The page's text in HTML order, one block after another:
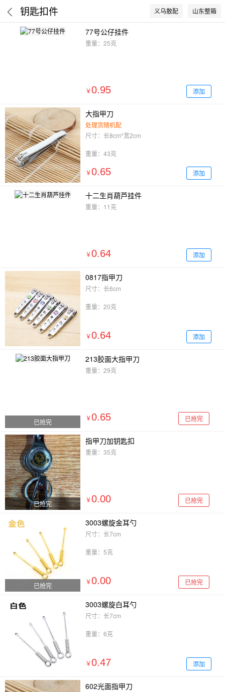
钥匙扣件 义乌散配 山东整箱
77号公仔挂件
重量：25克
￥0.95 添加
大指甲刀
处理货随机配
尺寸：长8cm*宽2cm
重量：43克
￥0.65 添加
十二生肖葫芦挂件
重量：11克
￥0.64 添加
0817指甲刀
尺寸：长6cm
重量：20克
￥0.64 添加
已抢完
213胶面大指甲刀
重量：29克
￥0.65 已抢完
已抢完
指甲刀加钥匙扣
重量：35克
￥0.00 已抢完
已抢完
3003螺旋金耳勺
尺寸：长7cm
重量：5克
￥0.00 已抢完
3003螺旋白耳勺
尺寸：长7cm
重量：6克
￥0.47 添加
602光面指甲刀